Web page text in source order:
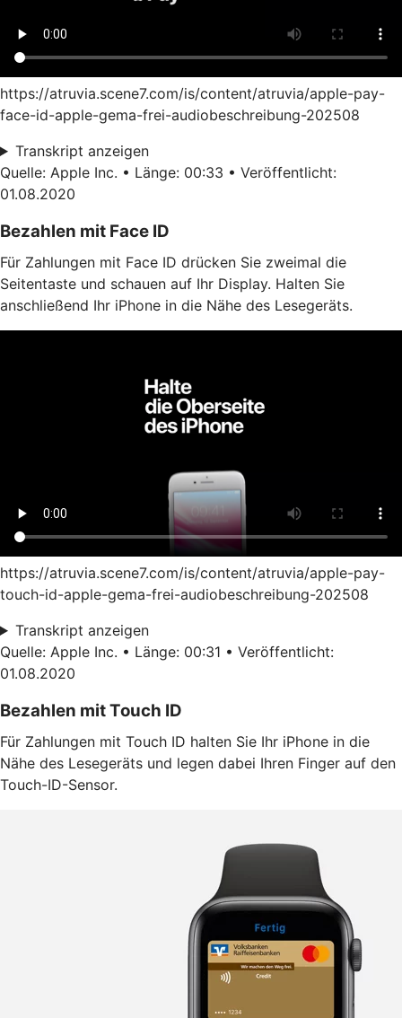
https://atruvia.scene7.com/is/content/atruvia/apple-pay-
face-id-apple-gema-frei-audiobeschreibung-202508
Transkript anzeigen
Quelle: Apple Inc. • Länge: 00:33 • Veröffentlicht:
01.08.2020
Bezahlen mit Face ID
Für Zahlungen mit Face ID drücken Sie zweimal die
Seitentaste und schauen auf Ihr Display. Halten Sie
anschließend Ihr iPhone in die Nähe des Lesegeräts.
https://atruvia.scene7.com/is/content/atruvia/apple-pay-
touch-id-apple-gema-frei-audiobeschreibung-202508
Transkript anzeigen
Quelle: Apple Inc. • Länge: 00:31 • Veröffentlicht:
01.08.2020
Bezahlen mit Touch ID
Für Zahlungen mit Touch ID halten Sie Ihr iPhone in die
Nähe des Lesegeräts und legen dabei Ihren Finger auf den
Touch-ID-Sensor.